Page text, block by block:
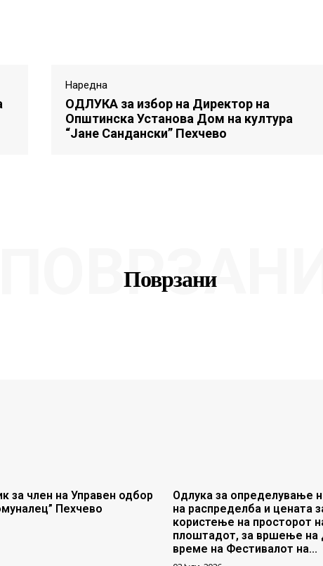
Наредна
ОДЛУКА за избор на Директор на
Општинска Установа Дом на култура
“Јане Сандански” Пехчево
Поврзани
за член на Управен одбор
Пехчево
Одлука за определување
на распределба и цената
користење на просторот
плоштадот, за вршење на
време на Фестивалот на...